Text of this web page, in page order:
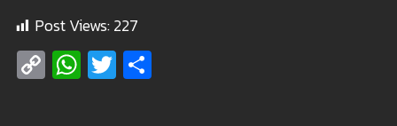
Post Views:227
Copy
Link
WhatsApp
Twitter